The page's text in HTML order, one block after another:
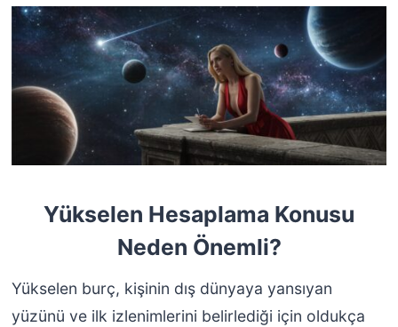
Yükselen Hesaplama Konusu
Neden Önemli?
Yükselen burç, kişinin dış dünyaya yansıyan
yüzünü ve ilk izlenimlerini belirlediği için oldukça